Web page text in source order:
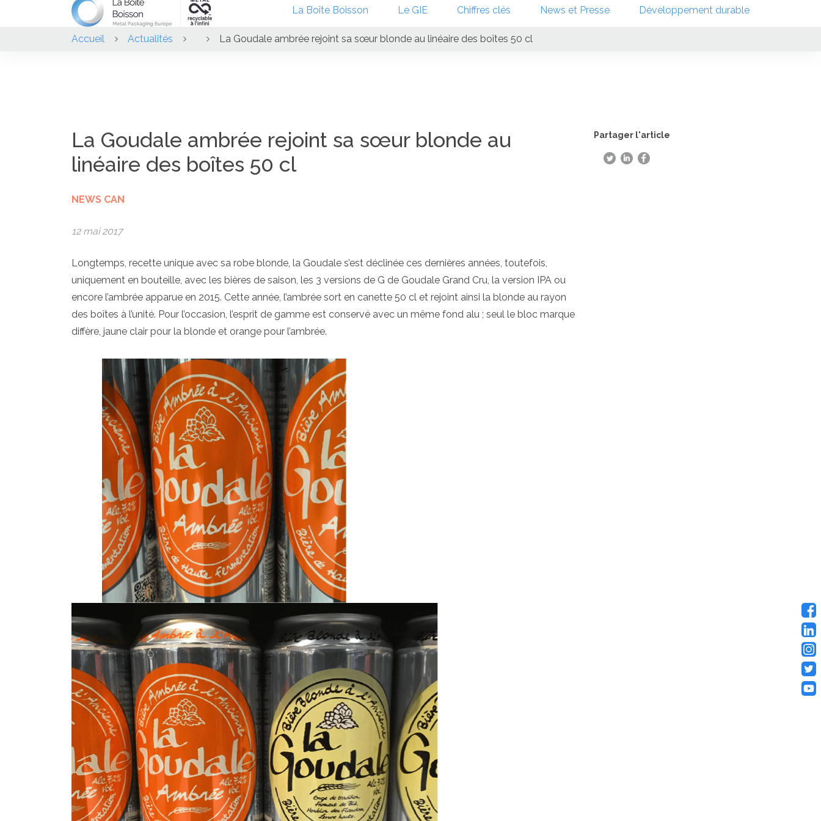
La Boîte Boisson Le GIE Chiffres clés News et Presse Développement durable
Accueil Actualités La Goudale ambrée rejoint sa sœur blonde au linéaire des boîtes 50 cl
La Goudale ambrée rejoint sa sœur blonde au
linéaire des boîtes 50 cl
NEWS CAN
12 mai 2017
Longtemps, recette unique avec sa robe blonde, la Goudale s’est déclinée ces dernières années, toutefois,
uniquement en bouteille, avec les bières de saison, les 3 versions de G de Goudale Grand Cru, la version IPA ou
encore l’ambrée apparue en 2015. Cette année, l’ambrée sort en canette 50 cl et rejoint ainsi la blonde au rayon
des boîtes à l’unité. Pour l’occasion, l’esprit de gamme est conservé avec un même fond alu ; seul le bloc marque
diffère, jaune clair pour la blonde et orange pour l’ambrée.
Partager l'article